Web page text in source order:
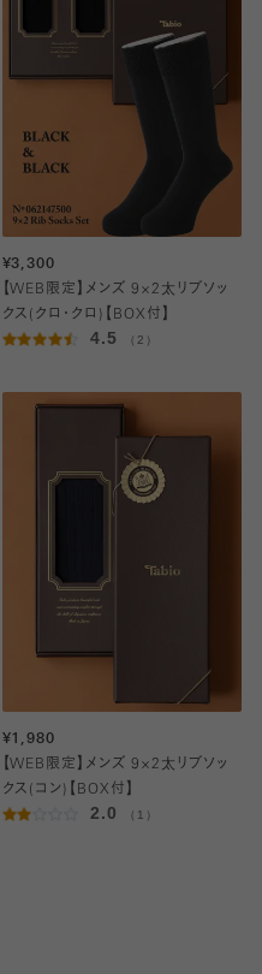
¥3,300
【WEB限定】メンズ 9×2太リブソッ
クス(クロ・クロ)【BOX付】
4.5 （2）
¥1,980
【WEB限定】メンズ 9×2太リブソッ
クス(コン)【BOX付】
2.0 （1）